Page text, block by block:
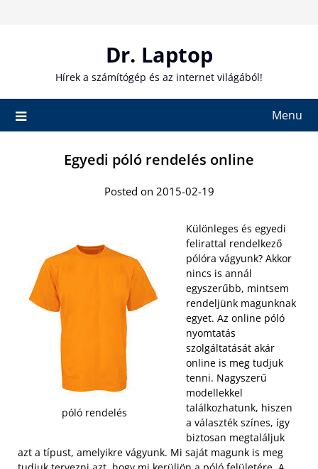
Dr. Laptop
Hírek a számítógép és az internet világából!
Menu
Egyedi póló rendelés online
Posted on 2015-02-19
póló rendelés
Különleges és egyedi
felirattal rendelkező
pólóra vágyunk? Akkor
nincs is annál
egyszerűbb, mintsem
rendeljünk magunknak
egyet. Az online póló
nyomtatás
szolgáltatását akár
online is meg tudjuk
tenni. Nagyszerű
modellekkel
találkozhatunk, hiszen
a választék színes, így
biztosan megtaláljuk
azt a típust, amelyikre vágyunk. Mi saját magunk is meg